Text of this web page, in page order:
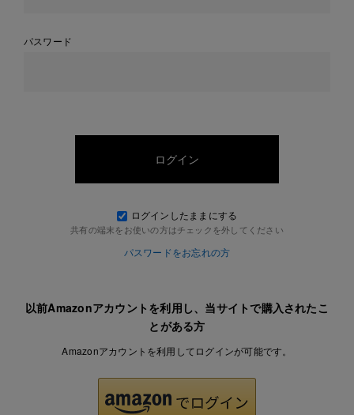
パスワード
ログインしたままにする
共有の端末をお使いの方はチェックを外してください
パスワードをお忘れの方
以前Amazonアカウントを利用し、当サイトで購入されたこ
とがある方
Amazonアカウントを利用してログインが可能です。